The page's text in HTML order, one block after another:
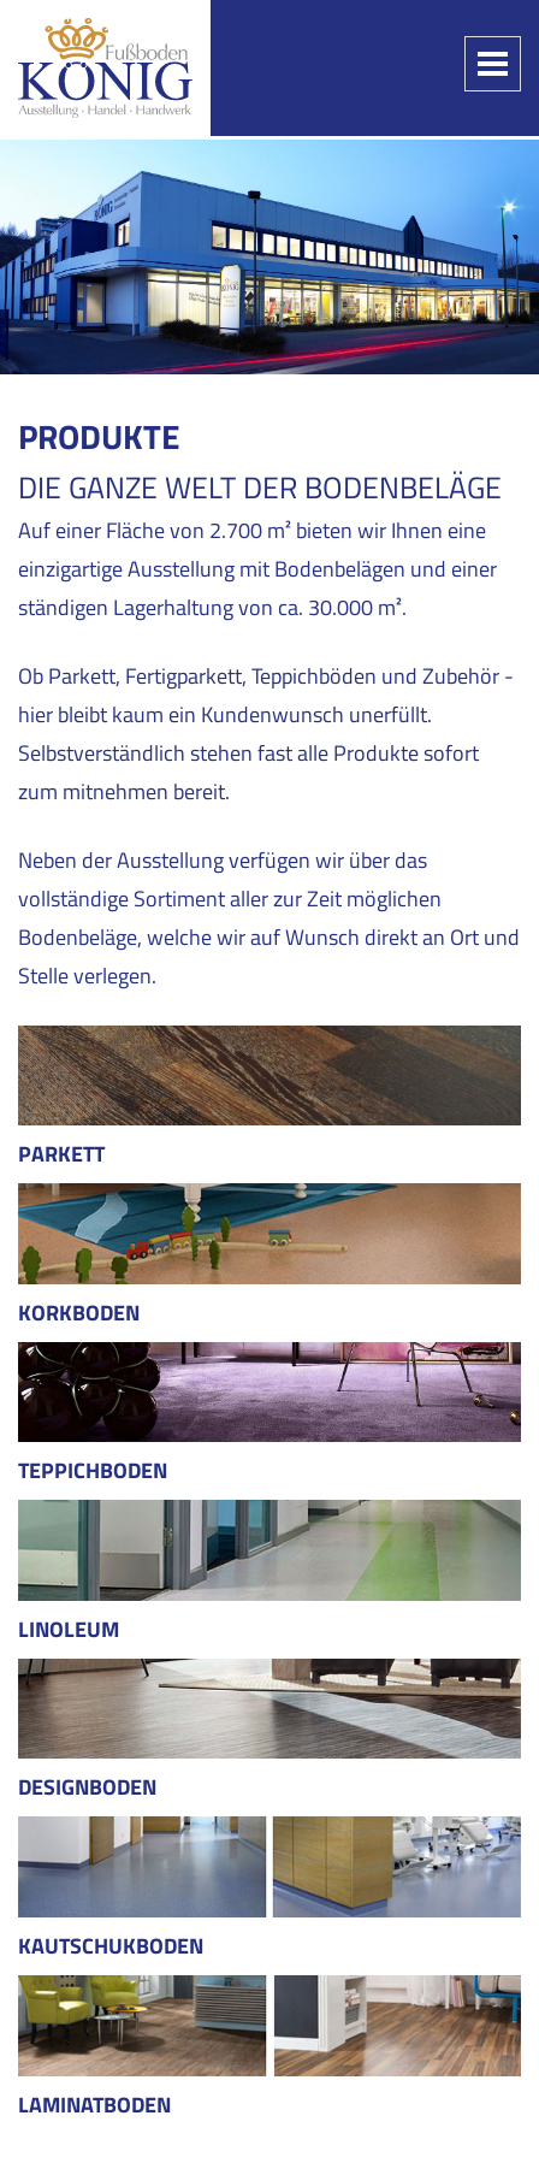
Toggle
PRODUKTE
DIE GANZE WELT DER BODENBELÄGE
Auf einer Fläche von 2.700 m² bieten wir Ihnen eine
einzigartige Ausstellung mit Bodenbelägen und einer
ständigen Lagerhaltung von ca. 30.000 m².
Ob Parkett, Fertigparkett, Teppichböden und Zubehör -
hier bleibt kaum ein Kundenwunsch unerfüllt.
Selbstverständlich stehen fast alle Produkte sofort
zum mitnehmen bereit.
Neben der Ausstellung verfügen wir über das
vollständige Sortiment aller zur Zeit möglichen
Bodenbeläge, welche wir auf Wunsch direkt an Ort und
Stelle verlegen.
PARKETT
KORKBODEN
TEPPICHBODEN
LINOLEUM
DESIGNBODEN
KAUTSCHUKBODEN
LAMINATBODEN